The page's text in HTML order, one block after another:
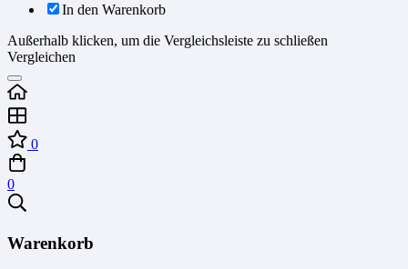
In den Warenkorb
Außerhalb klicken, um die Vergleichsleiste zu schließen
Vergleichen
0
0
Warenkorb